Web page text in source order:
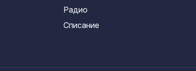
Радио
Списание